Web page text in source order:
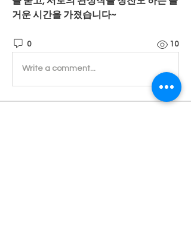
거운 시간을 가졌습니다~
0 10
Write a comment...